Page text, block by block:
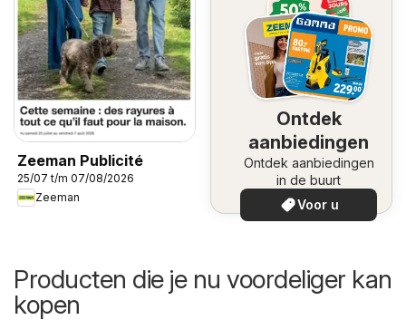
Zeeman Publicité
25/07 t/m 07/08/2026
Zeeman
Ontdek
aanbiedingen
Ontdek aanbiedingen
in de buurt
Voor u
Producten die je nu voordeliger kan
kopen